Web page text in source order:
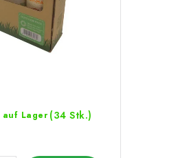
auf Lager (34 Stk.)